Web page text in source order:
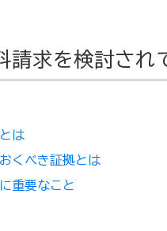
請求を検討され
は
くべき証拠とは
重要なこと